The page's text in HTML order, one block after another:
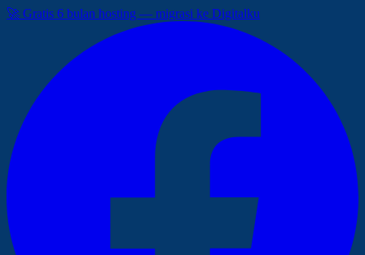
🚀 Gratis 6 bulan hosting — migrasi ke Digitalku